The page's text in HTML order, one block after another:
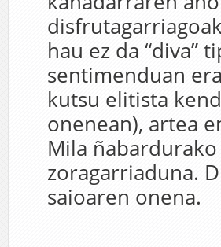
hau ez da “diva”
sentimenduan
kutsu elitista
onenean), artea
Mila
zoragarriaduna.
saioaren onena.